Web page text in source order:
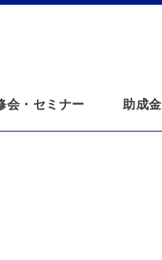
会・セミナー 助成金